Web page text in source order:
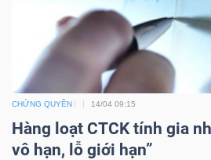
CHỨNG QUYỀN 14/04 09:15
Hàng loạt CTCK tính gia
vô hạn, lỗ giới hạn”
CÔNG
THÔNG
TIN